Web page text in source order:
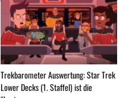
Trekbarometer Auswertung: Star Trek
Lower Decks (1. Staffel) ist die